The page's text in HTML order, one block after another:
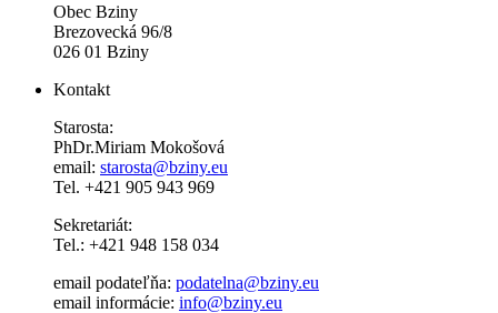
Obec Bziny
Brezovecká 96/8
026 01 Bziny
Kontakt
Starosta:
PhDr.Miriam Mokošová
email: starosta@bziny.eu
Tel. +421 905 943 969
Sekretariát:
Tel.: +421 948 158 034
email podateľňa: podatelna@bziny.eu
email informácie: info@bziny.eu